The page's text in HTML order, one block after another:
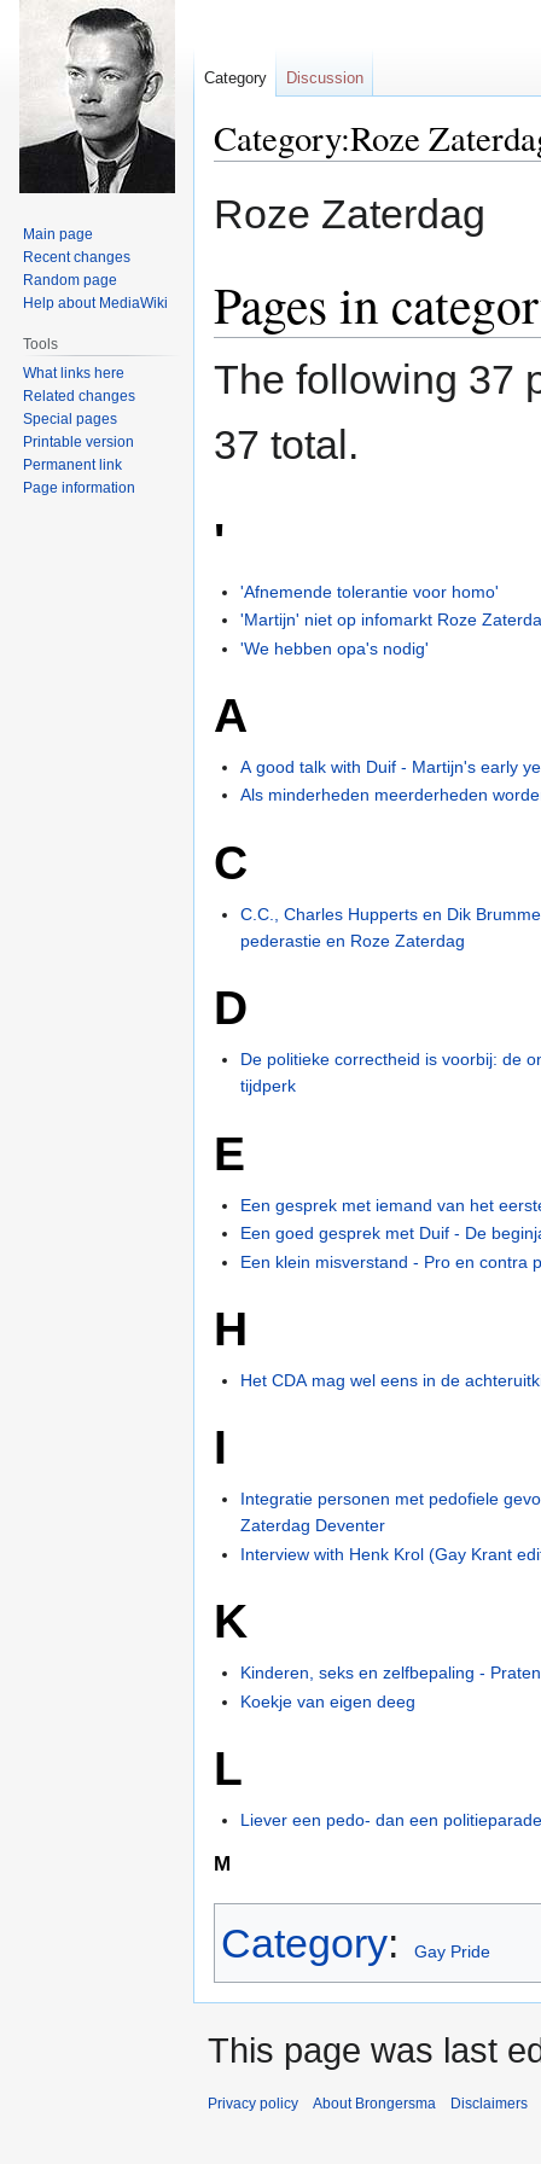
Category:Roze
to
to
Roze Zaterdag
Pages in
The following 37
37 total.
'
'Afnemende tolerantie voor homo'
'Martijn' niet op infomarkt Roze
'We hebben opa's nodig'
A
A good talk with Duif - Martijn's early
Als minderheden meerderheden
C
C.C., Charles Hupperts en Dik
pederastie en Roze Zaterdag
D
De politieke correctheid is voorbij: de
tijdperk
E
Een gesprek met iemand van het
Een goed gesprek met Duif - De
Een klein misverstand - Pro en contra
H
Het CDA mag wel eens in de
I
Integratie personen met pedofiele
Zaterdag Deventer
Interview with Henk Krol (Gay Krant
K
Kinderen, seks en zelfbepaling -
Koekje van eigen deeg
L
Liever een pedo- dan een
M
Category: Gay Pride
Category Discussion
Main page
Recent changes
Random page
Help about MediaWiki
Tools
What links here
Related changes
Special pages
Printable version
Permanent link
Page information
This page was last
Privacy policy About Brongersma Disclaimers